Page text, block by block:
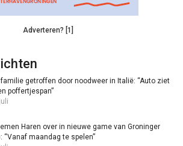
Adverteren? [1]
getroffen door noodweer in Italië: “Auto ziet
poffertjespan”
Haren over in nieuwe game van Groninger
“Vanaf maandag te spelen”